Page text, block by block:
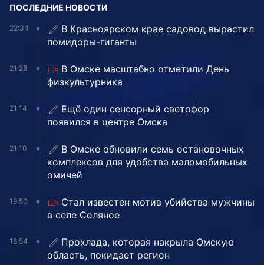
ПОСЛЕДНИЕ НОВОСТИ
22:34
В Красноярском крае садовод вырастил
помидоры-гиганты
21:28
В Омске масштабно отметили День
физкультурника
21:14
Ещё один сенсорный светофор
появился в центре Омска
21:10
В Омске обновили семь остановочных
комплексов для удобства маломобильных
омичей
19:50
Стал известен мотив убийства мужчины
в селе Соляное
18:54
Прохлада, которая накрыла Омскую
область, покидает регион